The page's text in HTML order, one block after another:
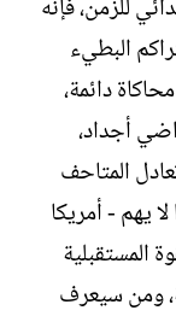
للزمن، فإنه
البطيء
دائمة،
أجداد،
المتاحف
يهم - أمريكا
المستقبلية
ومن سيعرف